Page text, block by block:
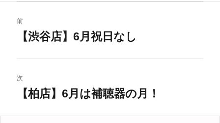
稿
ビ
ゲ
ー
前
投
稿:
【渋谷店】6月祝日なし
次
【柏店】6月は補聴器の月！